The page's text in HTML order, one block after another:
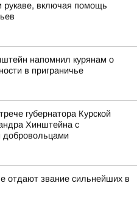
рукаве, включая помощь
напомнил курянам о
в приграничье
губернатора Курской
Хинштейна с
добровольцами
отдают звание сильнейших в